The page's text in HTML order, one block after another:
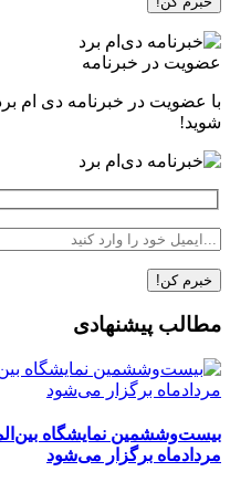
عضویت در خبرنامه
با عضویت در خبرنامه دی ام
شوید!
مطالب پیشنهادی
بیست‌وششمین نمایشگاه
مردادماه برگزار می‌شود